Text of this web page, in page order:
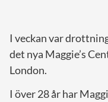
I veckan var
det nya Maggie’s
London.
I över 28 år har